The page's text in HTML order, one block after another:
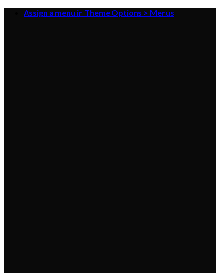
Assign a menu in Theme Options > Menus